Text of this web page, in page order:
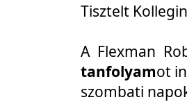
Tisztelt
A Flexman
tanfolyamot
szombati